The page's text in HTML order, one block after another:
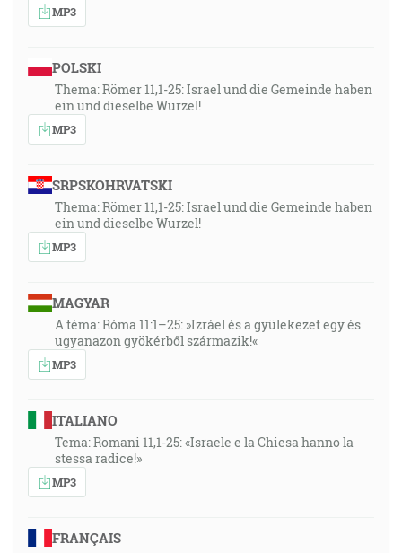
MP3
POLSKI
Thema: Römer 11,1-25: Israel und die Gemeinde haben
ein und dieselbe Wurzel!
MP3
SRPSKOHRVATSKI
Thema: Römer 11,1-25: Israel und die Gemeinde haben
ein und dieselbe Wurzel!
MP3
MAGYAR
A téma: Róma 11:1–25: »Izráel és a gyülekezet egy és
ugyanazon gyökérből származik!«
MP3
ITALIANO
Tema: Romani 11,1-25: «Israele e la Chiesa hanno la
stessa radice!»
MP3
FRANÇAIS